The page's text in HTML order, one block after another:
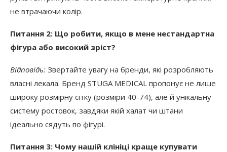
не втрачаючи колір.
Питання 2: Що робити, якщо в мене нестандартна
фігура або високий зріст?
Відповідь: Звертайте увагу на бренди, які розробляють
власні лекала. Бренд STUGA MEDICAL пропонує не лише
широку розмірну сітку (розміри 40-74), але й унікальну
систему ростовок, завдяки якій халат чи штани
ідеально сядуть по фігурі.
Питання 3: Чому нашій клініці краще купувати